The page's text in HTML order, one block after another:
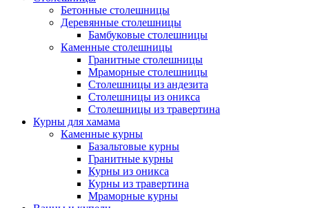
Бетонные столешницы
Деревянные столешницы
Бамбуковые столешницы
Каменные столешницы
Гранитные столешницы
Мраморные столешницы
Столешницы из андезита
Столешницы из оникса
Столешницы из травертина
Курны для хамама
Каменные курны
Базальтовые курны
Гранитные курны
Курны из оникса
Курны из травертина
Мраморные курны